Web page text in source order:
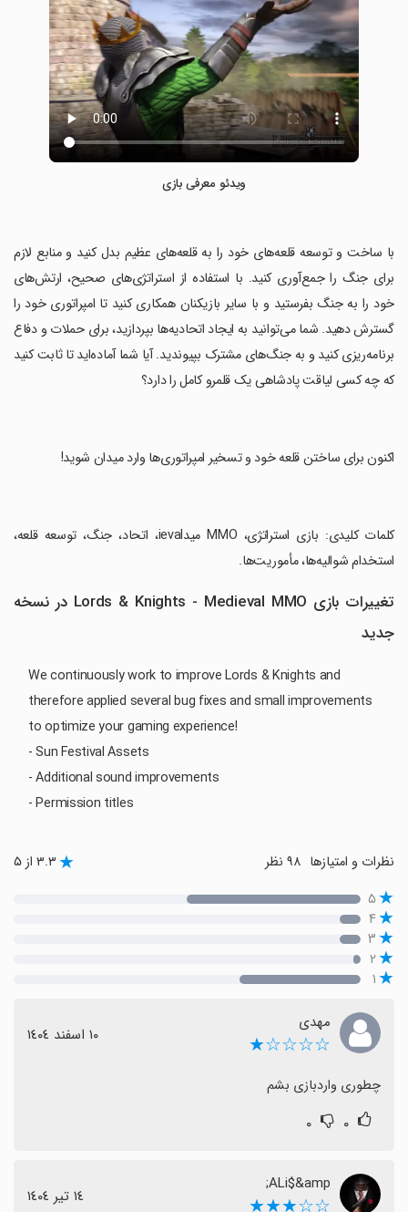
ویدئو معرفی بازی
‏با ساخت و توسعه قلعه‌های خود را به قلعه‌های عظیم بدل کنید و منابع لازم
برای جنگ را جمع‌آوری کنید. با استفاده از استراتژی‌های صحیح، ارتش‌های
خود را به جنگ بفرستید و با سایر بازیکنان همکاری کنید تا امپراتوری خود را
گسترش دهید. شما می‌توانید به ایجاد اتحادیه‌ها بپردازید، برای حملات و دفاع
برنامه‌ریزی کنید و به جنگ‌های مشترک بپیوندید. آیا شما آماده‌اید تا ثابت کنید
که چه کسی لیاقت پادشاهی یک قلمرو کامل را دارد؟
‏اکنون برای ساختن قلعه خود و تسخیر امپراتوری‌ها وارد میدان شوید!
‏کلمات کلیدی: بازی استراتژی، MMO میدieval، اتحاد، جنگ، توسعه قلعه،
استخدام شوالیه‌ها، مأموریت‌ها.
تغییرات بازی Lords & Knights - Medieval MMO در نسخه
جدید
We continuously work to improve Lords & Knights and
therefore applied several bug fixes and small improvements
to optimize your gaming experience!
- Sun Festival Assets
- Additional sound improvements
- Permission titles
نظرات و امتیازها ۳.۳ از ۵
۵
۴
۳
۲
۱
مهدی
☆☆☆☆★ ١٠ اسفند ١٤٠٤
چطوری واردبازی بشم
۰ ۰
ALi$&amp;
١٤ تیر ١٤٠٤